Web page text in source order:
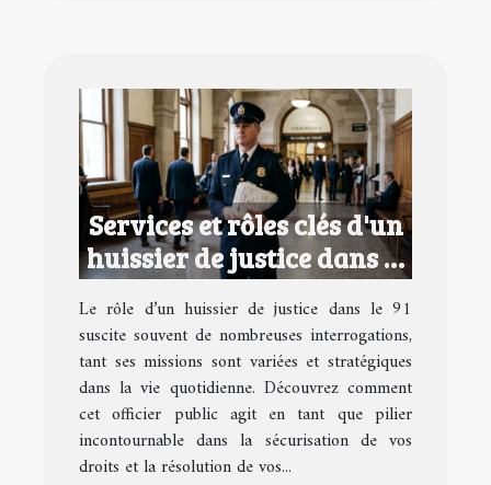
Services et rôles clés d'un
huissier de justice dans le
91
Le rôle d’un huissier de justice dans le 91
suscite souvent de nombreuses interrogations,
tant ses missions sont variées et stratégiques
dans la vie quotidienne. Découvrez comment
cet officier public agit en tant que pilier
incontournable dans la sécurisation de vos
droits et la résolution de vos...